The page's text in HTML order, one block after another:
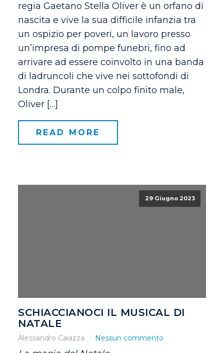
regia Gaetano Stella Oliver è un orfano di
nascita e vive la sua difficile infanzia tra
un ospizio per poveri, un lavoro presso
un’impresa di pompe funebri, fino ad
arrivare ad essere coinvolto in una banda
di ladruncoli che vive nei sottofondi di
Londra. Durante un colpo finito male,
Oliver […]
READ MORE
29 Giugno 2023
SCHIACCIANOCI IL MUSICAL DI
NATALE
Alessandro Caiazza Nessun commento